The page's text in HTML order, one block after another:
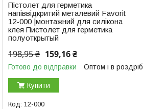
Пістолет для герметика
напіввідкритий металевий Favorit
12-000 |монтажний для силікона
клея Пистолет для герметика
полуоткрытый
198,95 ₴ 159,16 ₴
Готово до відправки Оптом і в роздріб
Купити
12-000